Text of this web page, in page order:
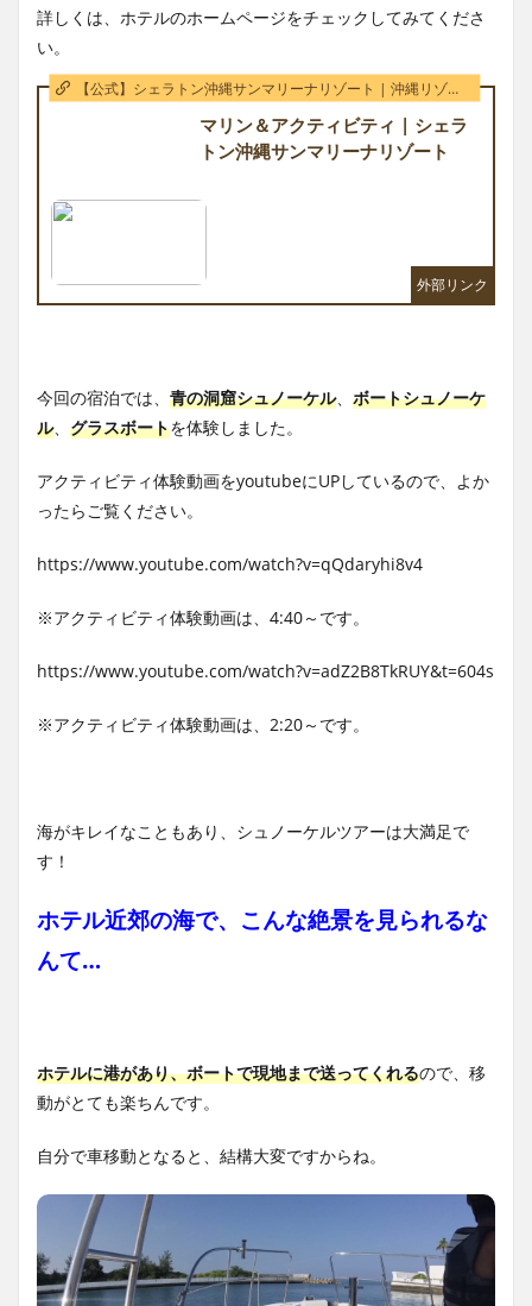
詳しくは、ホテルのホームページをチェックしてみてくださ
い。
【公式】シェラトン沖縄サンマリーナリゾート | 沖縄リゾートホテル
マリン＆アクティビティ | シェラ
トン沖縄サンマリーナリゾート
今回の宿泊では、 青の洞窟シュノーケル、 ボートシュノーケ
ル、 グラスボートを体験しました。
アクティビティ体験動画をyoutubeにUPしているので、よか
ったらご覧ください。
https://www.youtube.com/watch?v=qQdaryhi8v4
※アクティビティ体験動画は、4:40～です。
https://www.youtube.com/watch?v=adZ2B8TkRUY&t=604s
※アクティビティ体験動画は、2:20～です。
海がキレイなこともあり、シュノーケルツアーは大満足で
す！
ホテル近郊の海で、こんな絶景を見られるな
んて…
ホテルに港があり、ボートで現地まで送ってくれるので、移
動がとても楽ちんです。
自分で車移動となると、結構大変ですからね。